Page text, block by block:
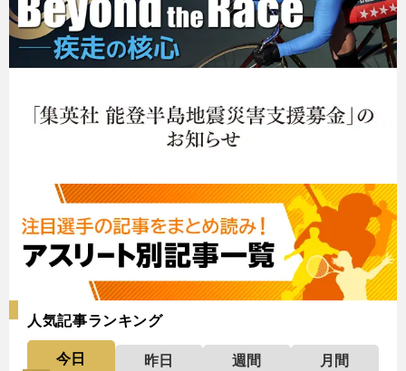
人気記事ランキング
今日 昨日 週間
月間